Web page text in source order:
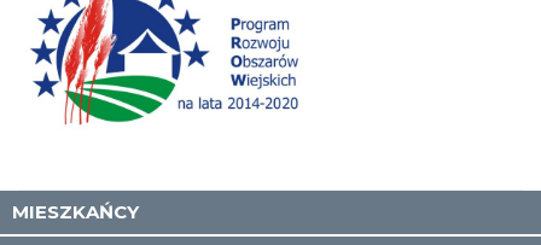
MIESZKAŃCY